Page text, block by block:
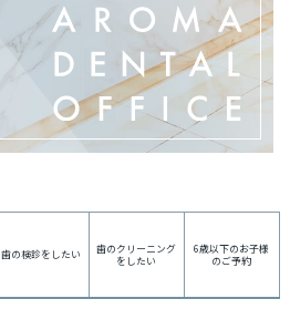
歯の検診をしたい
歯のクリーニング
をしたい
6歳以下のお子様
のご予約